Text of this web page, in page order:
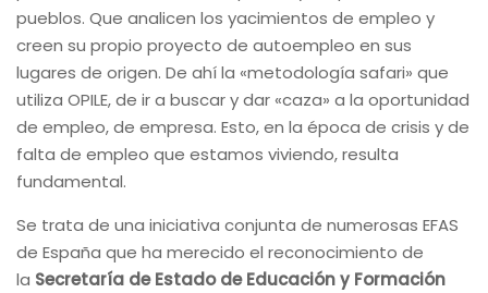
pueblos. Que analicen los yacimientos de empleo y
creen su propio proyecto de autoempleo en sus
lugares de origen. De ahí la «metodología safari» que
utiliza OPILE, de ir a buscar y dar «caza» a la oportunidad
de empleo, de empresa. Esto, en la época de crisis y de
falta de empleo que estamos viviendo, resulta
fundamental.
Se trata de una iniciativa conjunta de numerosas EFAS
de España que ha merecido el reconocimiento de
la Secretaría de Estado de Educación y Formación